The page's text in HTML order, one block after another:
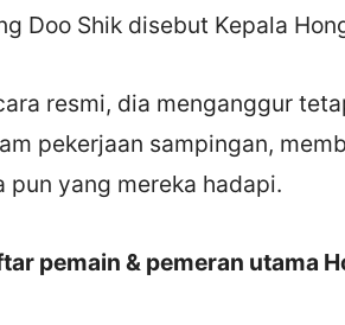
Doo Shik disebut Kepala
resmi, dia menganggur
pekerjaan sampingan,
pun yang mereka hadapi.
pemain & pemeran utama